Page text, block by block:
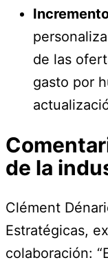
de las
gasto por
de la
Clément
Estratégicas,
colaboración: